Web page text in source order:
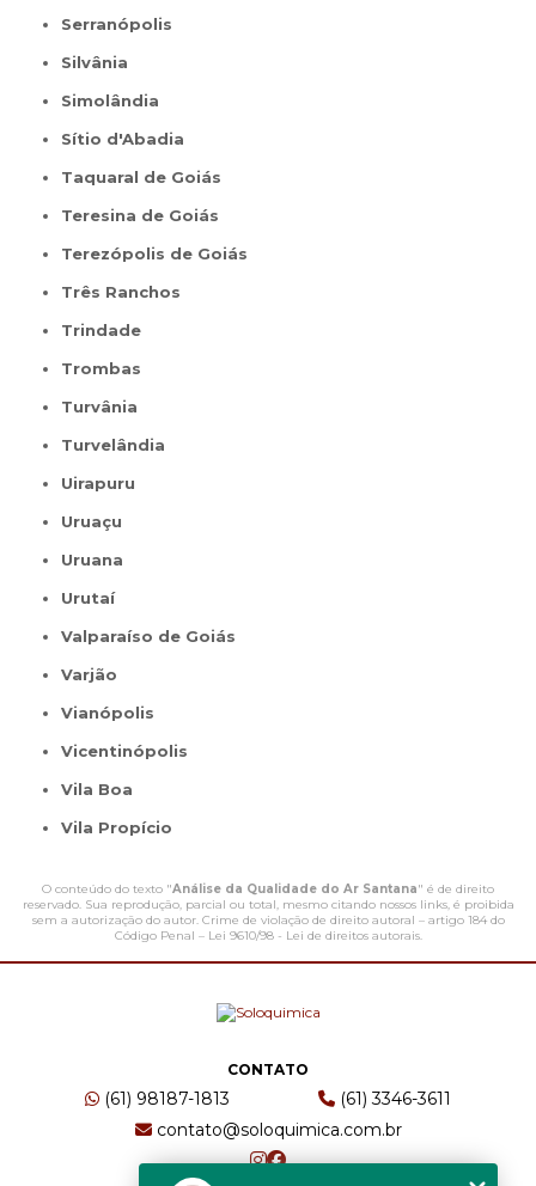
Serranópolis
Silvânia
Simolândia
Sítio d'Abadia
Taquaral de Goiás
Teresina de Goiás
Terezópolis de Goiás
Três Ranchos
Trindade
Trombas
Turvânia
Turvelândia
Uirapuru
Uruaçu
Uruana
Urutaí
Valparaíso de Goiás
Varjão
Vianópolis
Vicentinópolis
Vila Boa
Vila Propício
O conteúdo do texto "Análise da Qualidade do Ar Santana" é de direito
reservado. Sua reprodução, parcial ou total, mesmo citando nossos links, é proibida
sem a autorização do autor. Crime de violação de direito autoral – artigo 184 do
Código Penal – Lei 9610/98 - Lei de direitos autorais.
CONTATO
(61) 98187-1813
(61) 3346-3611
contato@soloquimica.com.br